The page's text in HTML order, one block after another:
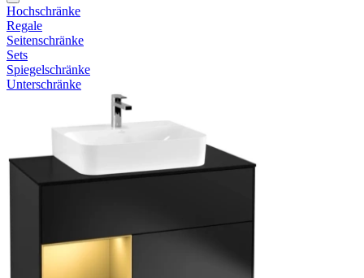
Hochschränke
Regale
Seitenschränke
Sets
Spiegelschränke
Unterschränke